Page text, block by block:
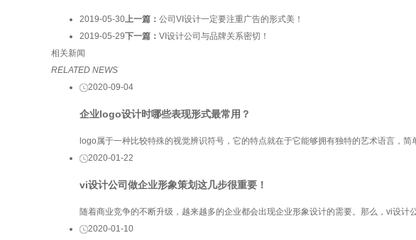
2019-05-30上一篇： 公司VI设计一定要注重广告的形式美！
2019-05-29下一篇： VI设计公司与品牌关系密切！
相关新闻
RELATED NEWS
2020-09-04
企业logo设计时哪些表现形式最常用？
logo属于一种比较特殊的视觉辨识符号，它的特点就在于它能够拥有独特的艺术语言，
2020-01-22
vi设计公司做企业形象策划这几步很重要！
随着商业竞争的不断升级，越来越多的企业都会出现企业形象设计的需要。那么，vi设
2020-01-10